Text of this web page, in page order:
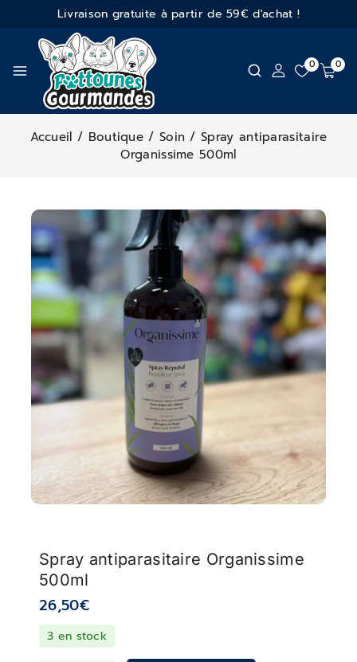
Livraison gratuite à partir de 59€ d'achat !
0 0
Accueil / Boutique / Soin / Spray antiparasitaire
Organissime 500ml
Spray antiparasitaire Organissime
500ml
26,50€
3 en stock